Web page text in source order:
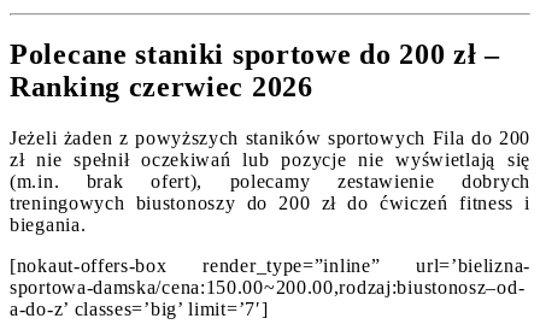
Polecane staniki sportowe do 200 zł –
Ranking czerwiec 2026
Jeżeli żaden z powyższych staników sportowych Fila do 200
zł nie spełnił oczekiwań lub pozycje nie wyświetlają się
(m.in. brak ofert), polecamy zestawienie dobrych
treningowych biustonoszy do 200 zł do ćwiczeń fitness i
biegania.
[nokaut-offers-box render_type=”inline” url=’bielizna-
sportowa-damska/cena:150.00~200.00,rodzaj:biustonosz–od-
a-do-z’ classes=’big’ limit=’7′]